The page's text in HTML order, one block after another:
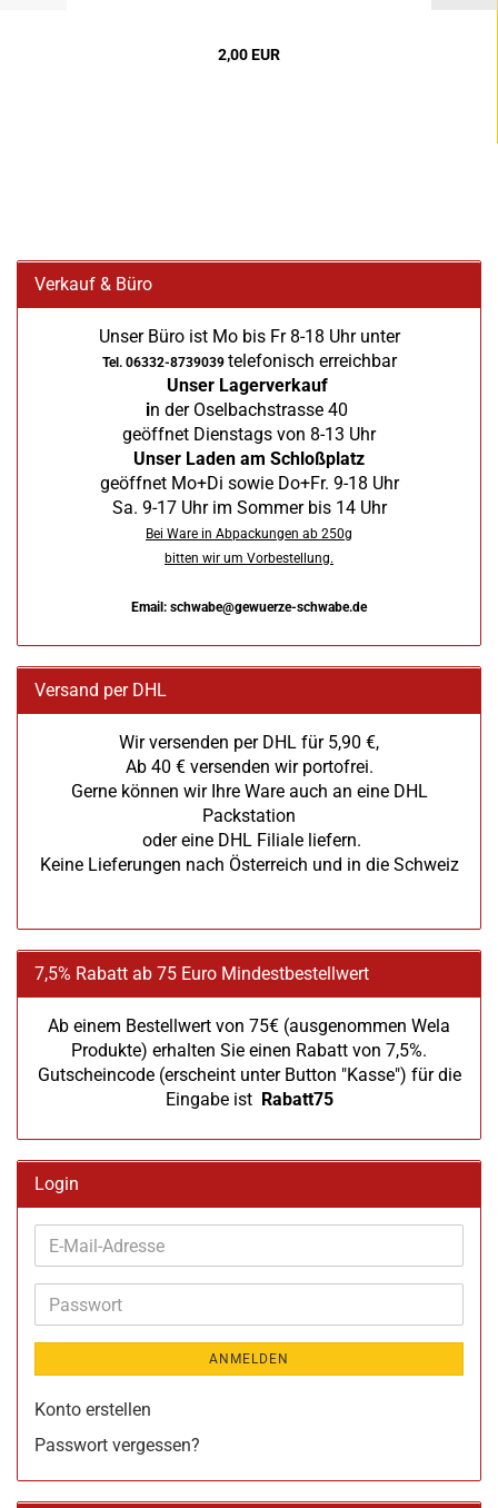
2,00 EUR
Verkauf & Büro
Unser Büro ist Mo bis Fr 8-18 Uhr unter
Tel. 06332-8739039 telefonisch erreichbar
Unser Lagerverkauf
in der Oselbachstrasse 40
geöffnet Dienstags von 8-13 Uhr
Unser Laden am Schloßplatz
geöffnet Mo+Di sowie Do+Fr. 9-18 Uhr
Sa. 9-17 Uhr im Sommer bis 14 Uhr
Bei Ware in Abpackungen ab 250g
bitten wir um Vorbestellung.
Email: schwabe@gewuerze-schwabe.de
Versand per DHL
Wir versenden per DHL für 5,90 €,
Ab 40 € versenden wir portofrei.
Gerne können wir Ihre Ware auch an eine DHL
Packstation
oder eine DHL Filiale liefern.
Keine Lieferungen nach Österreich und in die Schweiz
7,5% Rabatt ab 75 Euro Mindestbestellwert
Ab einem Bestellwert von 75€ (ausgenommen Wela
Produkte) erhalten Sie einen Rabatt von 7,5%.
Gutscheincode (erscheint unter Button "Kasse") für die
Eingabe ist Rabatt75
Login
E-
Mail-
Adresse
Passwort
ANMELDEN
Konto erstellen
Passwort vergessen?